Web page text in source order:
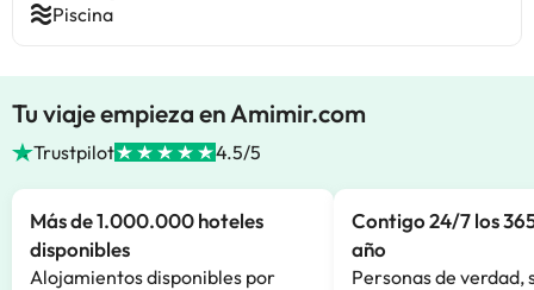
Piscina
Tu viaje empieza en Amimir.com
Trustpilot 4.5/5
Más de 1.000.000 hoteles
disponibles
Alojamientos disponibles por
Contigo 24/7 los
año
Personas de verdad,